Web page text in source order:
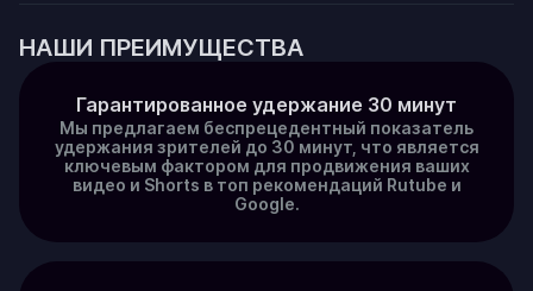
НАШИ ПРЕИМУЩЕСТВА
Гарантированное удержание 30 минут
Мы предлагаем беспрецедентный показатель
удержания зрителей до 30 минут, что является
ключевым фактором для продвижения ваших
видео и Shorts в топ рекомендаций Rutube и
Google.